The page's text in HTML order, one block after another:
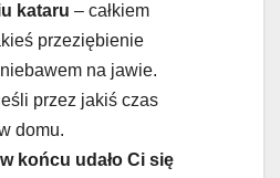
kataru – całkiem
przeziębienie
na jawie.
przez jakiś czas
domu.
końcu udało Ci się